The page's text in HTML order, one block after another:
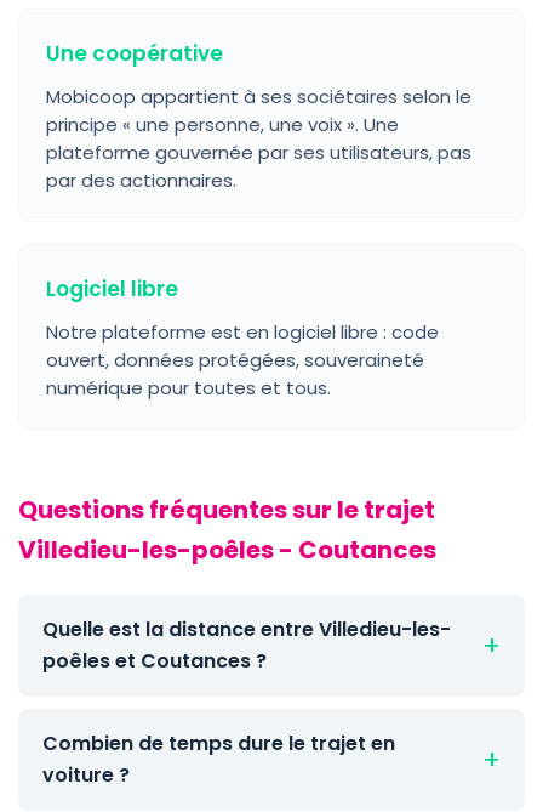
Une coopérative
Mobicoop appartient à ses sociétaires selon le
principe « une personne, une voix ». Une
plateforme gouvernée par ses utilisateurs, pas
par des actionnaires.
Logiciel libre
Notre plateforme est en logiciel libre : code
ouvert, données protégées, souveraineté
numérique pour toutes et tous.
Questions fréquentes sur le trajet
Villedieu-les-poêles - Coutances
Quelle est la distance entre Villedieu-les-
poêles et Coutances ?
Combien de temps dure le trajet en
voiture ?